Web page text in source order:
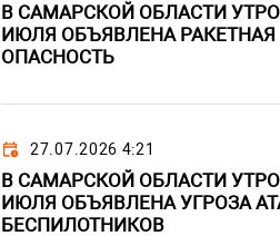
В САМАРСКОЙ ОБЛАСТИ
ИЮЛЯ ОБЪЯВЛЕНА РАКЕТНАЯ
ОПАСНОСТЬ
27.07.2026 4:21
В САМАРСКОЙ ОБЛАСТИ
ИЮЛЯ ОБЪЯВЛЕНА УГРОЗА
БЕСПИЛОТНИКОВ